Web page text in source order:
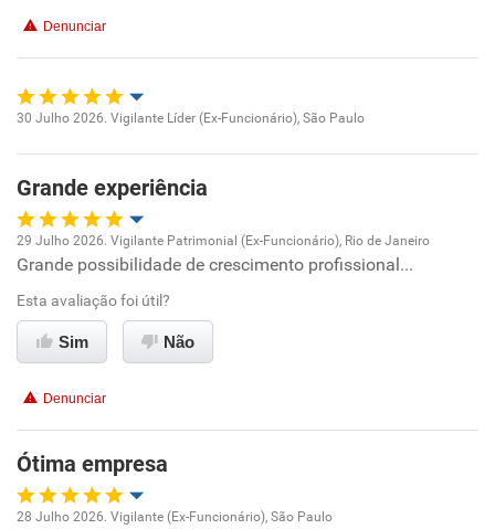
Recomenda a diretoria
Denunciar
Ambiente de trabalho
Conciliação com a vida familiar
Benefícios
Recomenda esta empresa
Recomenda a diretoria
30 Julho 2026. Vigilante Líder (Ex-Funcionário), São Paulo
Grande experiência
Oportunidade de promoção
Ambiente de trabalho
Benefícios
Recomenda esta empresa
29 Julho 2026. Vigilante Patrimonial (Ex-Funcionário), Rio de Janeiro
Grande possibilidade de crescimento profissional...
Esta avaliação foi útil?
Sim Não
Denunciar
Ótima empresa
28 Julho 2026. Vigilante (Ex-Funcionário), São Paulo